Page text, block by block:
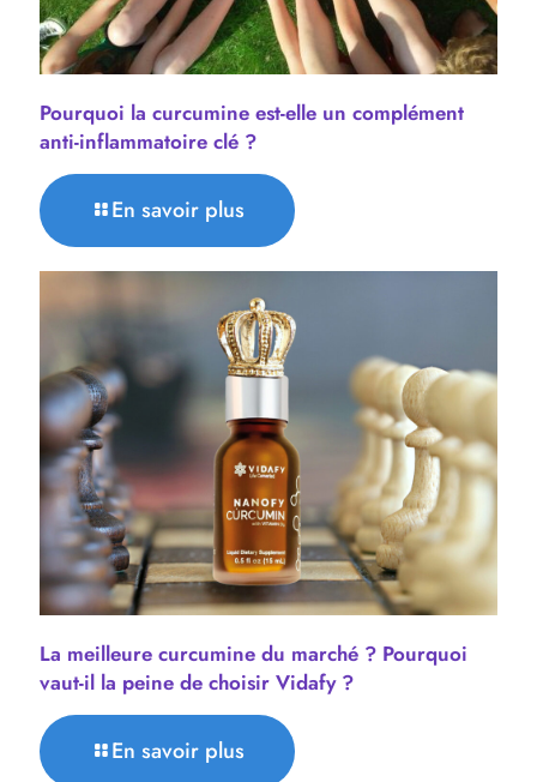
Pourquoi la curcumine est-elle un complément
anti-inflammatoire clé ?
En savoir plus
La meilleure curcumine du marché ? Pourquoi
vaut-il la peine de choisir Vidafy ?
En savoir plus